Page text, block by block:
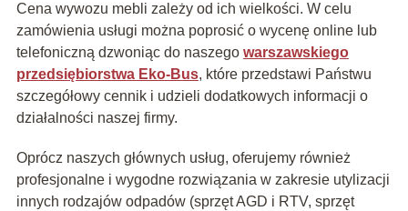
Cena wywozu mebli zależy od ich wielkości. W celu
zamówienia usługi można poprosić o wycenę online lub
telefoniczną dzwoniąc do naszego warszawskiego
przedsiębiorstwa Eko-Bus, które przedstawi Państwu
szczegółowy cennik i udzieli dodatkowych informacji o
działalności naszej firmy.
Oprócz naszych głównych usług, oferujemy również
profesjonalne i wygodne rozwiązania w zakresie utylizacji
innych rodzajów odpadów (sprzęt AGD i RTV, sprzęt